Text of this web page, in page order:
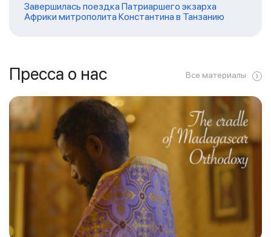
Завершилась поездка Патриаршего экзарха
Африки митрополита Константина в Танзанию
Пресса о нас Все материалы